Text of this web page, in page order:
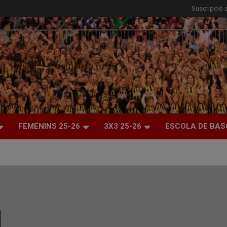
Suscripció
FEMENINS 25-26 3X3 25-26 ESCOLA DE